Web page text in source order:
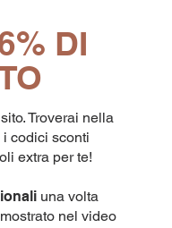
DI
Troverai nella
codici sconti
extra per te!
una volta
nel video